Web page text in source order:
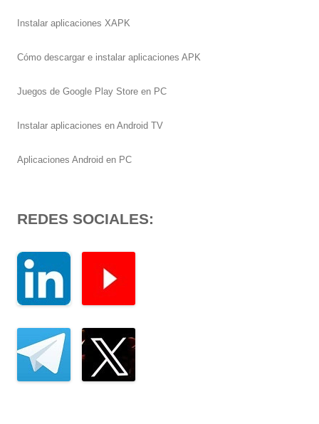
Instalar aplicaciones XAPK
Cómo descargar e instalar aplicaciones APK
Juegos de Google Play Store en PC
Instalar aplicaciones en Android TV
Aplicaciones Android en PC
REDES SOCIALES: